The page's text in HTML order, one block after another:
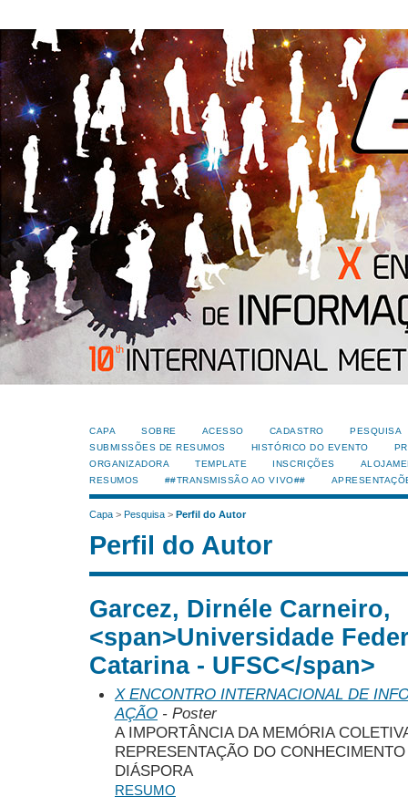
CAPA SOBRE ACESSO CADASTRO
PESQUISA
SUBMISSÕES DE RESUMOS
HISTÓRICO DO EVENTO
ORGANIZADORA
TEMPLATE INSCRIÇÕES
RESUMOS
##TRANSMISSÃO AO VIVO##
Capa > Pesquisa > Perfil do Autor
Perfil do Autor
Garcez, Dirnéle Carneiro,
<span>Universidade
Catarina - UFSC</span>
X ENCONTRO INTERNACIONAL DE
AÇÃO - Poster
A IMPORTÂNCIA DA MEMÓRIA
REPRESENTAÇÃO DO
DIÁSPORA
RESUMO